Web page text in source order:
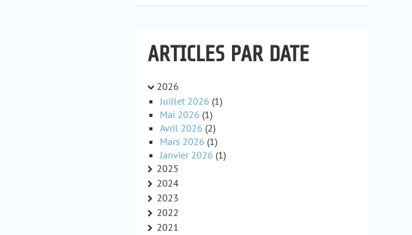
ARTICLES PAR DATE
2026
Juillet 2026 (1)
Mai 2026 (1)
Avril 2026 (2)
Mars 2026 (1)
Janvier 2026 (1)
2025
2024
2023
2022
2021